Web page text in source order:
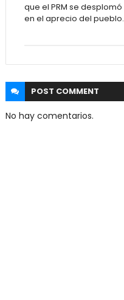
que el PRM se desplomó
en el aprecio del pueblo.
POST COMMENT
No hay comentarios.